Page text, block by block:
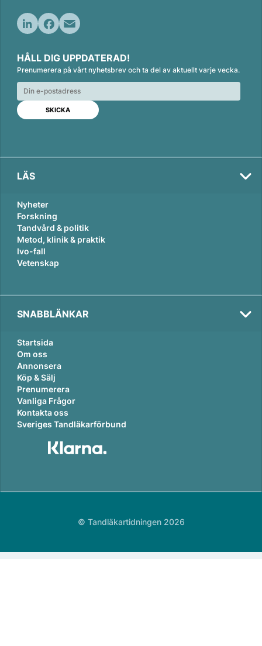
n
k
e
d
n
c
e
b
o
o
k
a
i
l
HÅLL DIG UPPDATERAD!
Prenumerera på vårt nyhetsbrev och ta del av aktuellt varje vecka.
LÄS
Nyheter
Forskning
Tandvård & politik
Metod, klinik & praktik
Ivo-fall
Vetenskap
SNABBLÄNKAR
Startsida
Om oss
Annonsera
Köp & Sälj
Prenumerera
Vanliga Frågor
Kontakta oss
Sveriges Tandläkarförbund
© Tandläkartidningen 2026